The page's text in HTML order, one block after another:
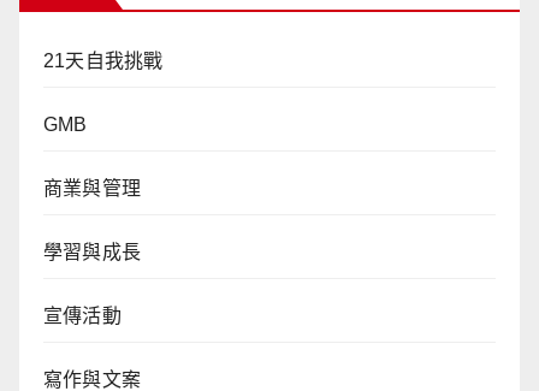
21天自我挑戰
GMB
商業與管理
學習與成長
宣傳活動
寫作與文案